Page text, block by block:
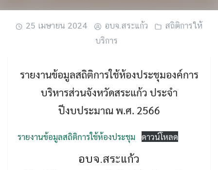
25 เมษายน 2024 อบจ.สระแก้ว
สถิติการให้
บริการ
รายงานข้อมูลสถิติการใช้ห้องประชุมองค์การ
บริหารส่วนจังหวัดสระแก้ว ประจำ
ปีงบประมาณ พ.ศ. 2566
รายงานข้อมูลสถิติการใช้ห้องประชุม ดาวน์โหลด
อบจ.สระแก้ว